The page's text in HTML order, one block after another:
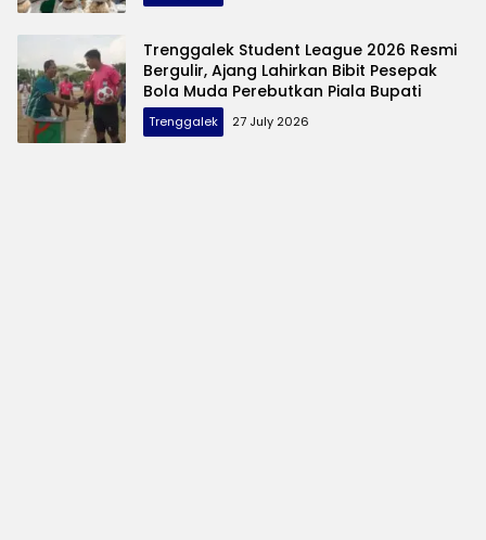
Trenggalek Student League 2026 Resmi
Bergulir, Ajang Lahirkan Bibit Pesepak
Bola Muda Perebutkan Piala Bupati
Trenggalek 27 July 2026